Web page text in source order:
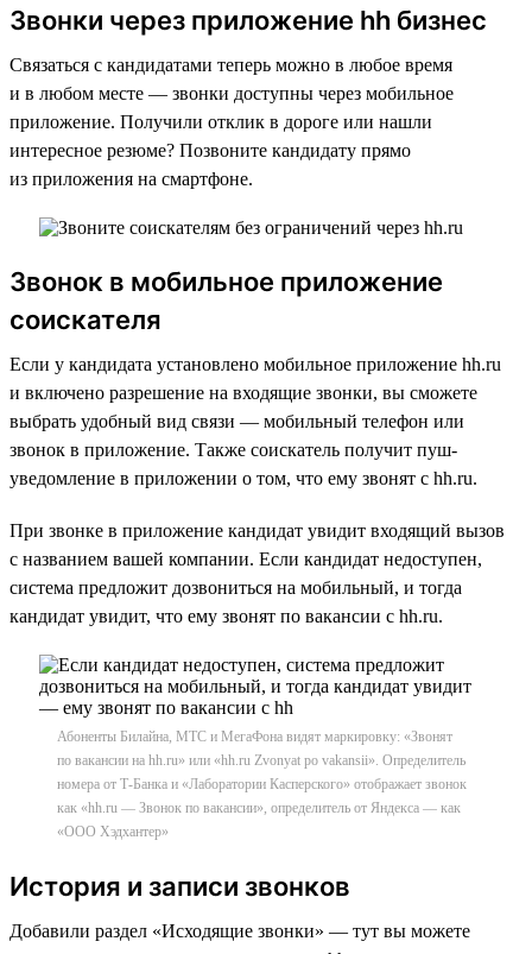
Звонки через приложение hh бизнес
Связаться с кандидатами теперь можно в любое время
и в любом месте — звонки доступны через мобильное
приложение. Получили отклик в дороге или нашли
интересное резюме? Позвоните кандидату прямо
из приложения на смартфоне.
Звонок в мобильное приложение
соискателя
Если у кандидата установлено мобильное приложение hh.ru
и включено разрешение на входящие звонки, вы сможете
выбрать удобный вид связи — мобильный телефон или
звонок в приложение. Также соискатель получит пуш-
уведомление в приложении о том, что ему звонят с hh.ru.
При звонке в приложение кандидат увидит входящий вызов
с названием вашей компании. Если кандидат недоступен,
система предложит дозвониться на мобильный, и тогда
кандидат увидит, что ему звонят по вакансии с hh.ru.
Абоненты Билайна, МТС и МегаФона видят маркировку: «Звонят
по вакансии на hh.ru» или «hh.ru Zvonyat po vakansii». Определитель
номера от Т-Банка и «Лаборатории Касперского» отображает звонок
как «hh.ru — Звонок по вакансии», определитель от Яндекса — как
«ООО Хэдхантер»
История и записи звонков
Добавили раздел «Исходящие звонки» — тут вы можете